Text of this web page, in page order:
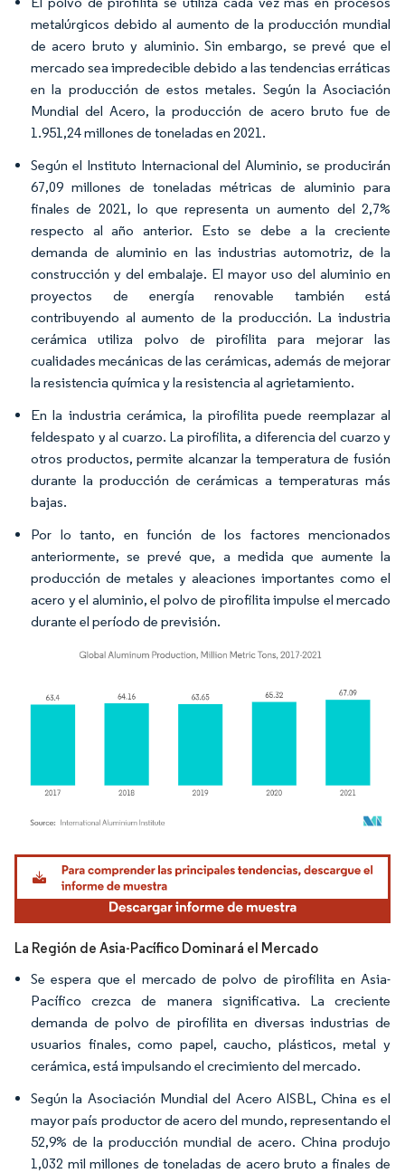
metalúrgicos debido al aumento de la producción mundial
de acero bruto y aluminio. Sin embargo, se prevé que el
mercado sea impredecible debido a las tendencias erráticas
en la producción de estos metales. Según la Asociación
Mundial del Acero, la producción de acero bruto fue de
1.951,24 millones de toneladas en 2021.
Según el Instituto Internacional del Aluminio, se producirán
67,09 millones de toneladas métricas de aluminio para
finales de 2021, lo que representa un aumento del 2,7%
respecto al año anterior. Esto se debe a la creciente
demanda de aluminio en las industrias automotriz, de la
construcción y del embalaje. El mayor uso del aluminio en
proyectos de energía renovable también está
contribuyendo al aumento de la producción. La industria
cerámica utiliza polvo de pirofilita para mejorar las
cualidades mecánicas de las cerámicas, además de mejorar
la resistencia química y la resistencia al agrietamiento.
En la industria cerámica, la pirofilita puede reemplazar al
feldespato y al cuarzo. La pirofilita, a diferencia del cuarzo y
otros productos, permite alcanzar la temperatura de fusión
durante la producción de cerámicas a temperaturas más
bajas.
Por lo tanto, en función de los factores mencionados
anteriormente, se prevé que, a medida que aumente la
producción de metales y aleaciones importantes como el
acero y el aluminio, el polvo de pirofilita impulse el mercado
durante el período de previsión.
Imagen © Mordor Intelligence. El uso requiere atribución según CC BY 4.0.
La Región de Asia-Pacífico Dominará el Mercado
Se espera que el mercado de polvo de pirofilita en Asia-
Pacífico crezca de manera significativa. La creciente
demanda de polvo de pirofilita en diversas industrias de
usuarios finales, como papel, caucho, plásticos, metal y
cerámica, está impulsando el crecimiento del mercado.
Según la Asociación Mundial del Acero AISBL, China es el
mayor país productor de acero del mundo, representando el
52,9% de la producción mundial de acero. China produjo
1,032 mil millones de toneladas de acero bruto a finales de